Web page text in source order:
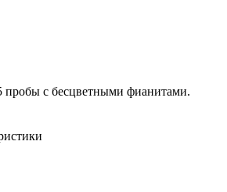
пробы с бесцветными фианитами.